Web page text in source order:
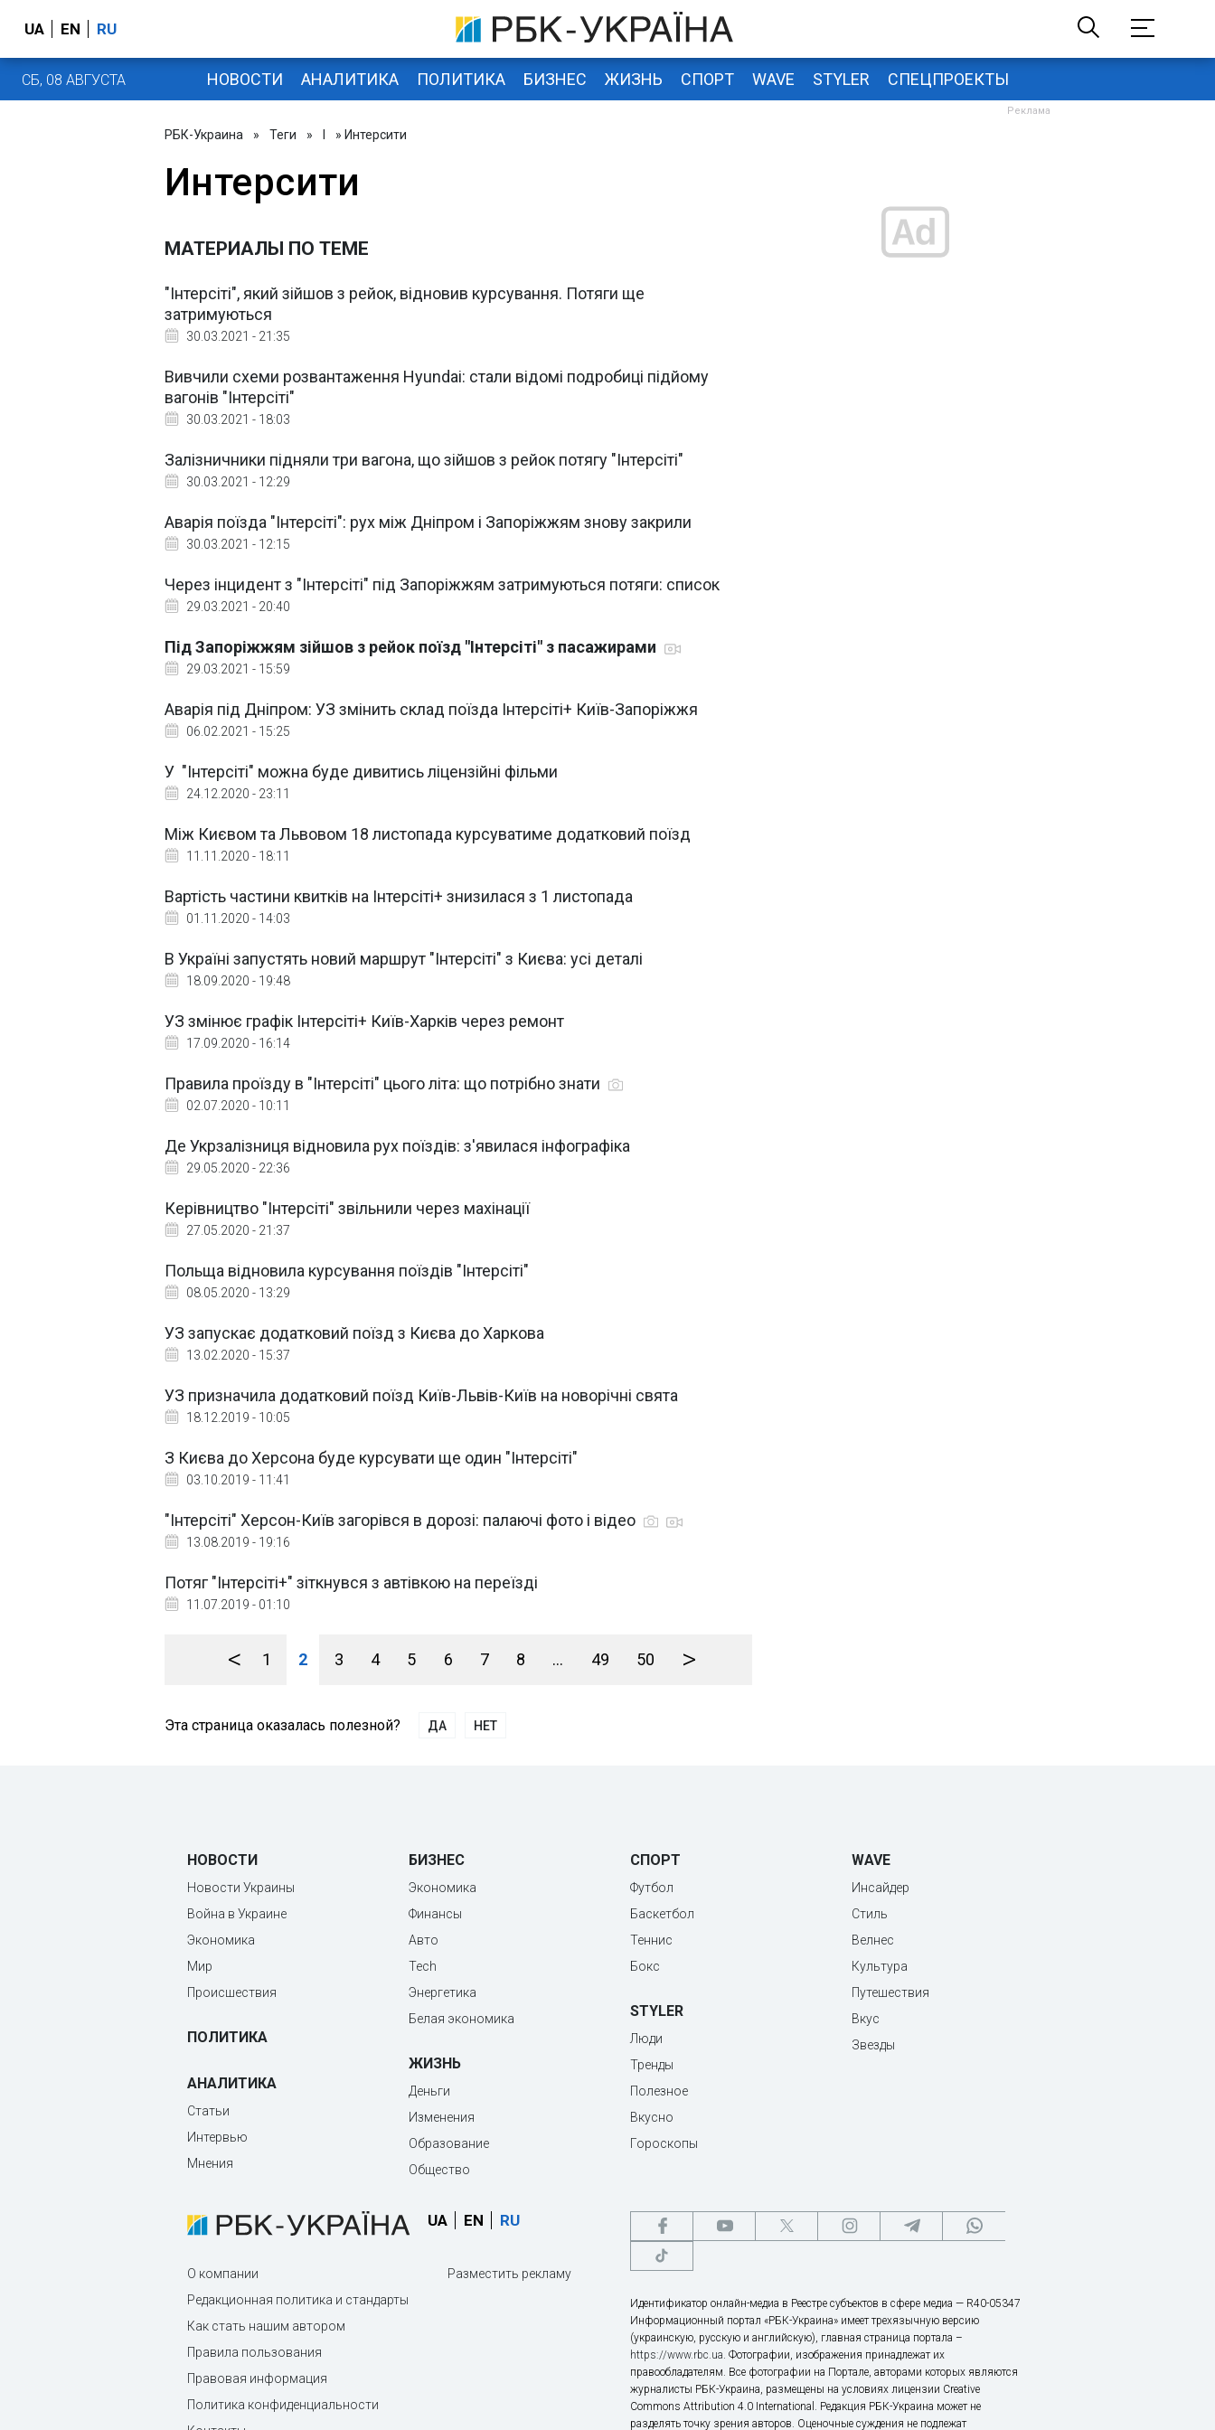
UA EN RU
СБ, 08 АВГУСТА НОВОСТИ АНАЛИТИКА ПОЛИТИКА БИЗНЕС ЖИЗНЬ СПОРТ WAVE STYLER СПЕЦПРОЕКТЫ
РБК-Украина » Теги » » Интерсити
Интерсити
МАТЕРИАЛЫ ПО ТЕМЕ
"Інтерсіті", який зійшов з рейок, відновив курсування. Потяги ще
затримуються
30.03.2021 - 21:35
Вивчили схеми розвантаження Hyundai: стали відомі подробиці підйому
вагонів "Інтерсіті"
30.03.2021 - 18:03
Залізничники підняли три вагона, що зійшов з рейок потягу "Інтерсіті"
30.03.2021 - 12:29
Аварія поїзда "Інтерсіті": рух між Дніпром і Запоріжжям знову закрили
30.03.2021 - 12:15
Через інцидент з "Інтерсіті" під Запоріжжям затримуються потяги: список
29.03.2021 - 20:40
Під Запоріжжям зійшов з рейок поїзд "Інтерсіті" з пасажирами
29.03.2021 - 15:59
Аварія під Дніпром: УЗ змінить склад поїзда Інтерсіті+ Київ-Запоріжжя
06.02.2021 - 15:25
У "Інтерсіті" можна буде дивитись ліцензійні фільми
24.12.2020 - 23:11
Між Києвом та Львовом 18 листопада курсуватиме додатковий поїзд
11.11.2020 - 18:11
Вартість частини квитків на Інтерсіті+ знизилася з 1 листопада
01.11.2020 - 14:03
В Україні запустять новий маршрут "Інтерсіті" з Києва: усі деталі
18.09.2020 - 19:48
УЗ змінює графік Інтерсіті+ Київ-Харків через ремонт
17.09.2020 - 16:14
Правила проїзду в "Інтерсіті" цього літа: що потрібно знати
02.07.2020 - 10:11
Де Укрзалізниця відновила рух поїздів: з'явилася інфографіка
29.05.2020 - 22:36
Керівництво "Інтерсіті" звільнили через махінації
27.05.2020 - 21:37
Польща відновила курсування поїздів "Інтерсіті"
08.05.2020 - 13:29
УЗ запускає додатковий поїзд з Києва до Харкова
13.02.2020 - 15:37
УЗ призначила додатковий поїзд Київ-Львів-Київ на новорічні свята
18.12.2019 - 10:05
З Києва до Херсона буде курсувати ще один "Інтерсіті"
03.10.2019 - 11:41
"Інтерсіті" Херсон-Київ загорівся в дорозі: палаючі фото і відео
13.08.2019 - 19:16
Потяг "Інтерсіті+" зіткнувся з автівкою на переїзді
11.07.2019 - 01:10
< 1 2 3 4 5 6 7 8 ... 49 50 >
Эта страница оказалась полезной? ДА НЕТ
НОВОСТИ
Новости Украины
Война в Украине
Экономика
Мир
Происшествия
ПОЛИТИКА
АНАЛИТИКА
Статьи
Интервью
Мнения
БИЗНЕС
Экономика
Финансы
Авто
Tech
Энергетика
Белая экономика
ЖИЗНЬ
Деньги
Изменения
Образование
Общество
СПОРТ
Футбол
Баскетбол
Теннис
Бокс
STYLER
Люди
Тренды
Полезное
Вкусно
Гороскопы
WAVE
Инсайдер
Стиль
Велнес
Культура
Путешествия
Вкус
Звезды
UA EN RU
О компании
Редакционная политика и стандарты
Как стать нашим автором
Правила пользования
Правовая информация
Политика конфиденциальности
Разместить рекламу
Идентификатор онлайн-медиа в Реестре субъектов в сфере медиа — R40-05347
Информационный портал «РБК-Украина» имеет трехязычную версию
(украинскую, русскую и английскую), главная страница портала –
https://www.rbc.ua. Фотографии, изображения принадлежат их
правообладателям. Все фотографии на Портале, авторами которых являются
журналисты РБК-Украина, размещены на условиях лицензии Creative
Commons Attribution 4.0 International. Редакция РБК-Украина может не
разделять точку зрения авторов. Оценочные суждения не подлежат